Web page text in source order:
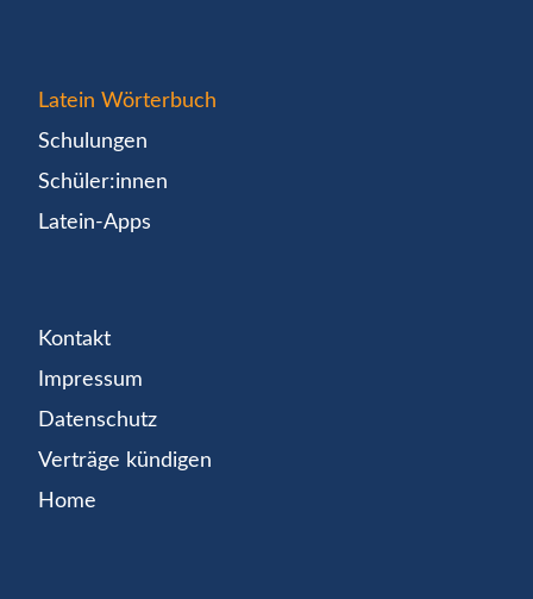
Latein Wörterbuch
Schulungen
Schüler:innen
Latein-Apps
Kontakt
Impressum
Datenschutz
Verträge kündigen
Home